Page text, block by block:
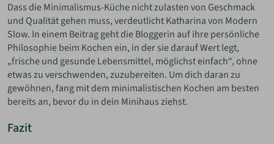
Dass die Minimalismus-Küche nicht zulasten von Geschmack
und Qualität gehen muss, verdeutlicht Katharina von Modern
Slow. In einem Beitrag geht die Bloggerin auf ihre persönliche
Philosophie beim Kochen ein, in der sie darauf Wert legt,
„frische und gesunde Lebensmittel, möglichst einfach“, ohne
etwas zu verschwenden, zuzubereiten. Um dich daran zu
gewöhnen, fang mit dem minimalistischen Kochen am besten
bereits an, bevor du in dein Minihaus ziehst.
Fazit